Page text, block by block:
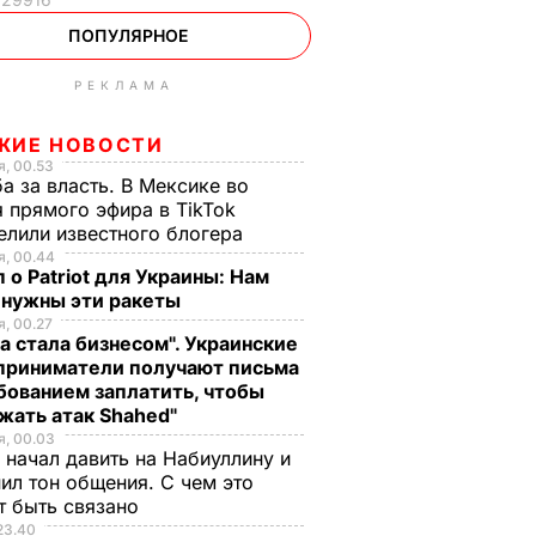
ПОПУЛЯРНОЕ
РЕКЛАМА
НОВОСТИ
00.53
за власть. В Мексике во
прямого эфира в TikTok
известного блогера
00.44
о Patriot для Украины: Нам
эти ракеты
00.27
стала бизнесом". Украинские
получают письма
заплатить, чтобы
атак Shahed"
00.03
начал давить на Набиуллину и
тон общения. С чем это
быть связано